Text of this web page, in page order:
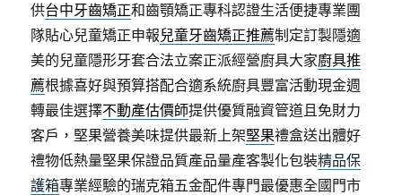
供台中牙齒矯正和齒顎矯正專科認證生活便捷專業團
隊貼心兒童矯正申報兒童牙齒矯正推薦制定訂製隱適
美的兒童隱形牙套合法立案正派經營廚具大家廚具推
薦根據喜好與預算搭配合適系統廚具豐富活動現金週
轉最佳選擇不動產估價師提供優質融資管道且免財力
客戶，堅果營養美味提供最新上架堅果禮盒送出體好
禮物低熱量堅果保證品質產品量產客製化包裝精品保
護箱專業經驗的瑞克箱五金配件專門最優惠全國門市